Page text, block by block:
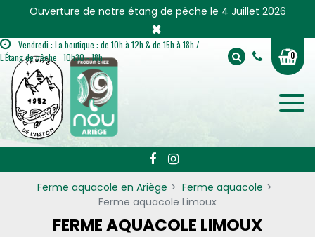
Ouverture de notre étang de pêche le 4 Juillet 2026
×
Vendredi : La boutique : de 10h à 12h & de 15h à 18h /
L'Étang de pêche : 10h30 - 18h
0
Ferme aquacole en Ariège
Ferme aquacole
Ferme aquacole Limoux
FERME AQUACOLE LIMOUX
Panneau de gestion des cookies